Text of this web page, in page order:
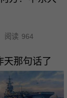
阅读 964
天那句话了